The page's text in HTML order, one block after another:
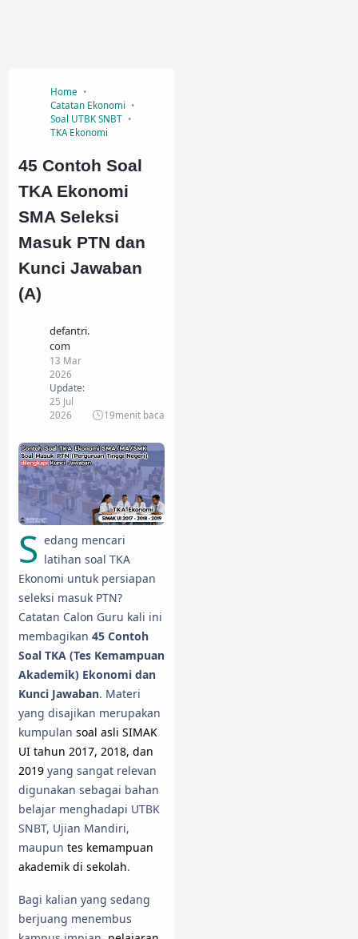
Home
Catatan Ekonomi
Soal UTBK SNBT
TKA Ekonomi
45 Contoh Soal
TKA Ekonomi
SMA Seleksi
Masuk PTN dan
Kunci Jawaban
(A)
defantri.
com
13 Mar
2026
Update:
25 Jul
2026
19menit baca
S edang mencari
latihan soal TKA
Ekonomi untuk persiapan
seleksi masuk PTN?
Catatan Calon Guru kali ini
membagikan 45 Contoh
Soal TKA (Tes Kemampuan
Akademik) Ekonomi dan
Kunci Jawaban. Materi
yang disajikan merupakan
kumpulan soal asli SIMAK
UI tahun 2017, 2018, dan
2019 yang sangat relevan
digunakan sebagai bahan
belajar menghadapi UTBK
SNBT, Ujian Mandiri,
maupun tes kemampuan
akademik di sekolah.
Bagi kalian yang sedang
berjuang menembus